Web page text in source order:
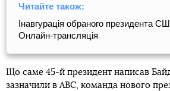
Читайте також:
Інавгурація обраного президента
Онлайн-трансляція
Що саме 45-й президент написав
зазначили в ABC, команда нового